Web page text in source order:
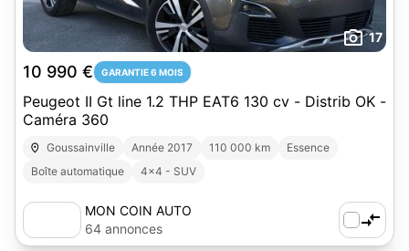
17
10 990 € GARANTIE 6 MOIS
Peugeot II Gt line 1.2 THP EAT6 130 cv - Distrib OK -
Caméra 360
Goussainville Année 2017 110 000 km
Essence
Boîte automatique
4x4 - SUV
MON COIN AUTO
64 annonces